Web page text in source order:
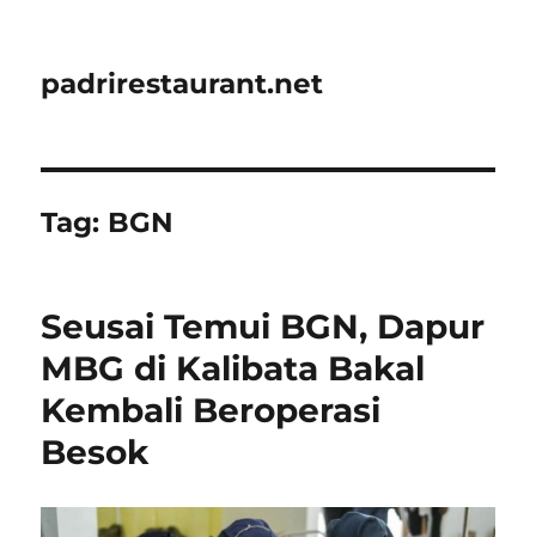
padrirestaurant.net
Tag: BGN
Seusai Temui BGN, Dapur
MBG di Kalibata Bakal
Kembali Beroperasi
Besok